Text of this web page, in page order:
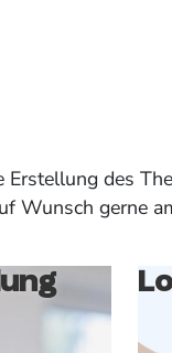
des
Wunsch gerne